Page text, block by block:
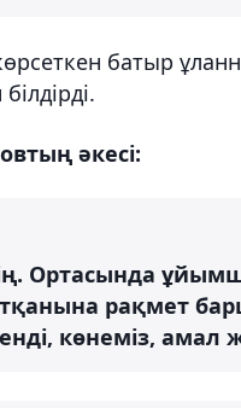
батыр
әкесі:
Ортасында
рақмет
көнеміз,